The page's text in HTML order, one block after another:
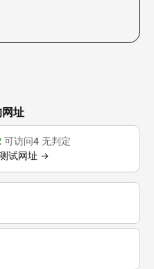
址
可访问4 无判定
试网址 →